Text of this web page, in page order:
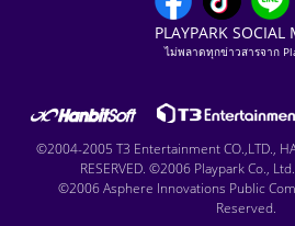
PLAYPARK SOCIAL
ไม่พลาดทุกข่าวสารจาก
©2004-2005 T3 Entertainment CO.,LTD.,
RESERVED. ©2006 Playpark Co.,
©2006 Asphere Innovations Public
Reserved.